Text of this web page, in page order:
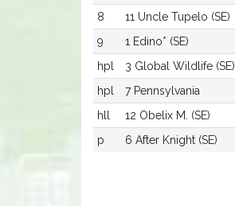
8
11 Uncle Tupelo (SE)
9
1 Edino* (SE)
hpl
3 Global Wildlife (SE)
hpl
7 Pennsylvania
hll
12 Obelix M. (SE)
p
6 After Knight (SE)